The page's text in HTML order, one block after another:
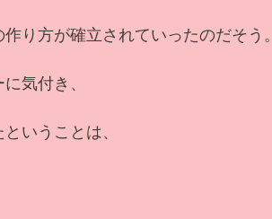
り方が確立されていったのだそう。
気付き、
いうことは、